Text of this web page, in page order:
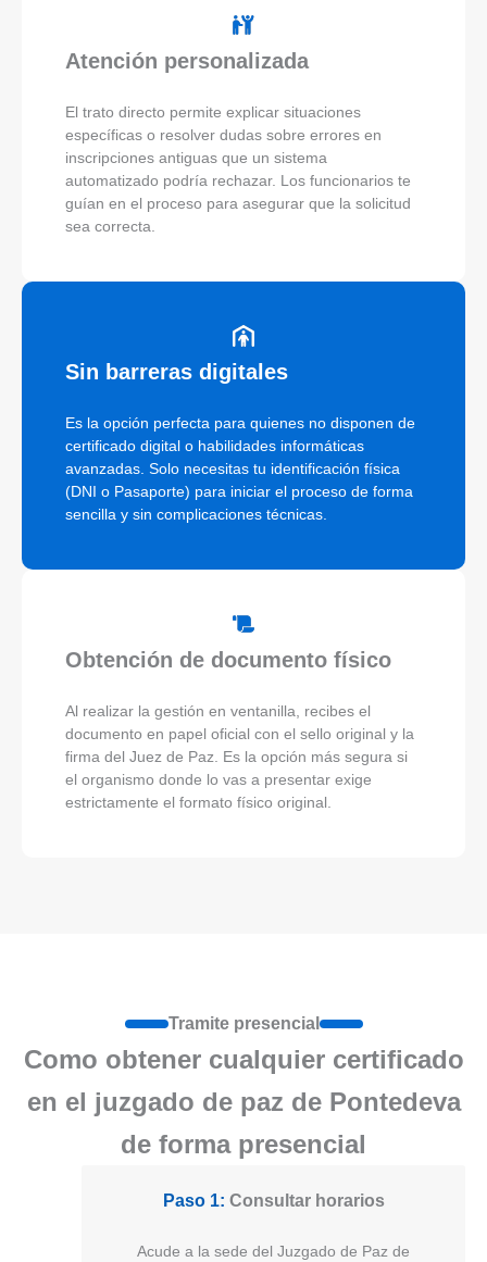
Atención personalizada
El trato directo permite explicar situaciones
específicas o resolver dudas sobre errores en
inscripciones antiguas que un sistema
automatizado podría rechazar. Los funcionarios te
guían en el proceso para asegurar que la solicitud
sea correcta.
Sin barreras digitales
Es la opción perfecta para quienes no disponen de
certificado digital o habilidades informáticas
avanzadas. Solo necesitas tu identificación física
(DNI o Pasaporte) para iniciar el proceso de forma
sencilla y sin complicaciones técnicas.
Obtención de documento físico
Al realizar la gestión en ventanilla, recibes el
documento en papel oficial con el sello original y la
firma del Juez de Paz. Es la opción más segura si
el organismo donde lo vas a presentar exige
estrictamente el formato físico original.
Tramite presencial
Como obtener cualquier certificado
en el juzgado de paz de Pontedeva
de forma presencial
Paso 1: Consultar horarios
Acude a la sede del Juzgado de Paz de